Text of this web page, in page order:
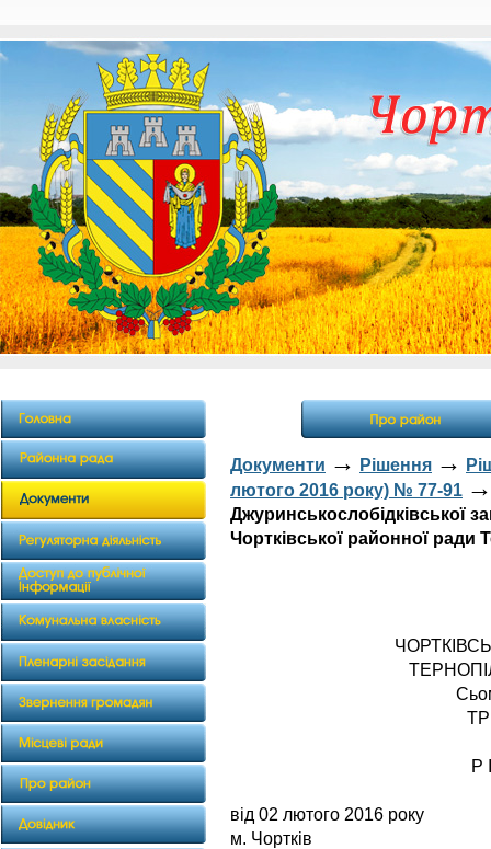
Документи → Рішення →
лютого 2016 року) № 77-91 →
Джуринськослобідківської
Чортківської районної ради
Р
від 02
м. Чортків